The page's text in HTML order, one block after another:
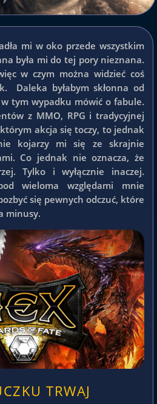
mi w oko przede wszystkim
była mi do tej pory nieznana.
w czym można widzieć coś
Daleka byłabym skłonna od
tym wypadku mówić o fabule.
z MMO, RPG i tradycyjnej
akcja się toczy, to jednak
kojarzy mi się ze skrajnie
Co jednak nie oznacza, że
Tylko i wyłącznie inaczej.
wieloma względami mnie
się pewnych odczuć, które
minusy.
TRWAJ